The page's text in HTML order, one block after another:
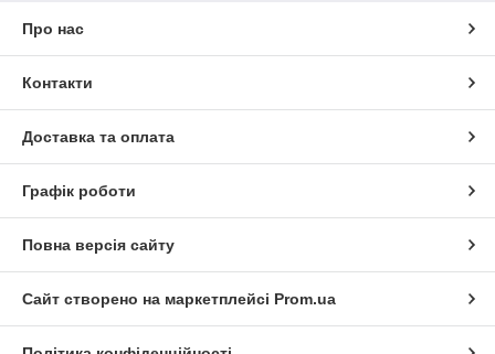
Про нас
Контакти
Доставка та оплата
Графік роботи
Повна версія сайту
Сайт створено на маркетплейсі Prom.ua